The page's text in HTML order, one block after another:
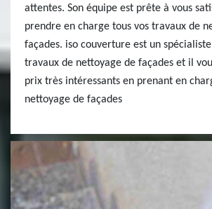
attentes. Son équipe est prête à vous
prendre en charge tous vos travaux de
façades. iso couverture est un
travaux de nettoyage de façades et il
prix très intéressants en prenant en
nettoyage de façades